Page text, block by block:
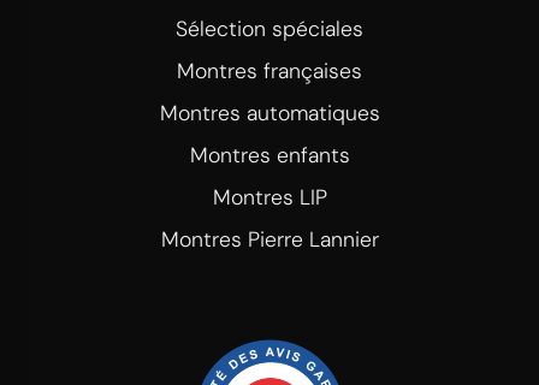
Sélection spéciales
Montres françaises
Montres automatiques
Montres enfants
Montres LIP
Montres Pierre Lannier